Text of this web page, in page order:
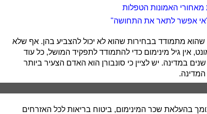
האמונות הטפלות
"אי אפשר לתאר את התחושה"
מתמודד בבחירות שהוא לא יכול להצביע בהן. אף שלא
מתחת לגיל 18 בורמונט, אין גיל מינימום כדי להתמודד לתפקיד המושל, כל עוד
במדינה. יש לציין כי סונבורן הוא האדם הצעיר ביותר
בהעלאת שכר המינימום, ביטוח בריאות לכל האזרחים